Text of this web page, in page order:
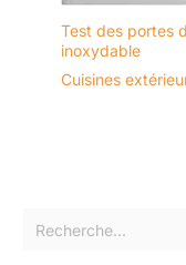
Test des portes
inoxydable
Cuisines